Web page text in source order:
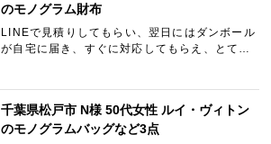
のモノグラム財布
LINEで見積りしてもらい、翌日にはダンボール
が自宅に届き、すぐに対応してもらえ、とても
千葉県松戸市 N様 50代女性 ルイ・ヴィトン
のモノグラムバッグなど3点